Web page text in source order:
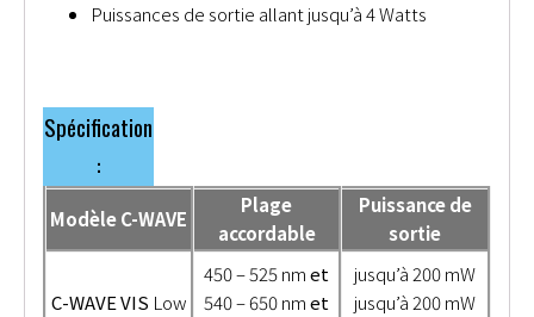
Puissances de sortie allant jusqu’à 4 Watts
Spécification
:
Modèle C-WAVE
Plage
accordable
Puissance de
sortie
C-WAVE VIS Low
450 – 525 nmet
540 – 650 nmet
jusqu’à 200 mW
jusqu’à 200 mW